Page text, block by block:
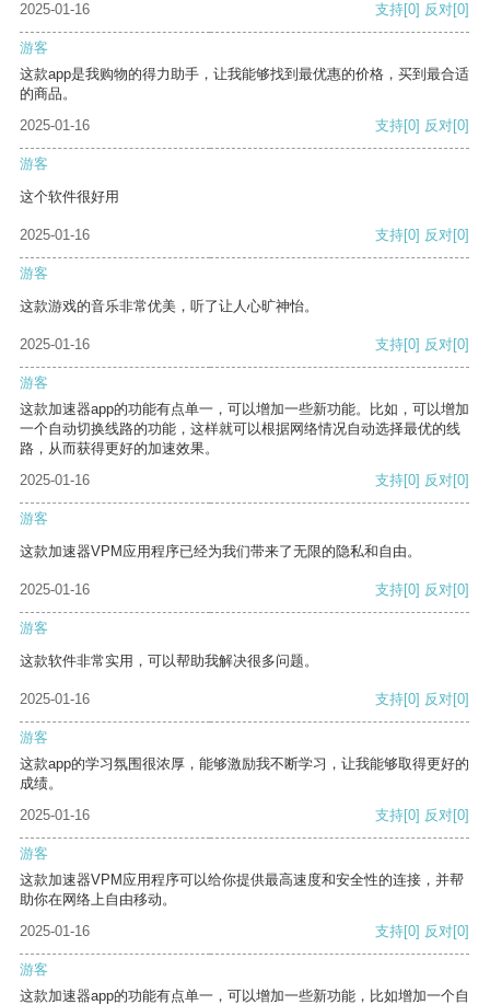
2025-01-16
支持[0] 反对[0]
游客
这款app是我购物的得力助手，让我能够找到最优惠的价格，买到最合适
的商品。
2025-01-16
支持[0] 反对[0]
游客
这个软件很好用
2025-01-16 支持[0] 反对[0]
游客
这款游戏的音乐非常优美，听了让人心旷神怡。
2025-01-16 支持[0] 反对[0]
游客
这款加速器app的功能有点单一，可以增加一些新功能。比如，可以增加
一个自动切换线路的功能，这样就可以根据网络情况自动选择最优的线
路，从而获得更好的加速效果。
2025-01-16
支持[0] 反对[0]
游客
这款加速器VPM应用程序已经为我们带来了无限的隐私和自由。
2025-01-16 支持[0] 反对[0]
游客
这款软件非常实用，可以帮助我解决很多问题。
2025-01-16 支持[0] 反对[0]
游客
这款app的学习氛围很浓厚，能够激励我不断学习，让我能够取得更好的
成绩。
2025-01-16
支持[0] 反对[0]
游客
这款加速器VPM应用程序可以给你提供最高速度和安全性的连接，并帮
助你在网络上自由移动。
2025-01-16
支持[0] 反对[0]
游客
这款加速器app的功能有点单一，可以增加一些新功能，比如增加一个自